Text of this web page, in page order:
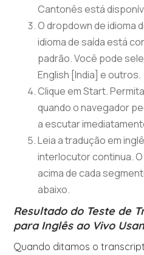
Cantonês está
O dropdown de idioma
idioma de saída está
padrão. Você pode
English [India] e outros.
Clique em Start.
quando o navegador
a escutar
Leia a tradução em
interlocutor continua.
acima de cada
abaixo.
Resultado do Teste de
para Inglês ao Vivo
Quando ditamos o